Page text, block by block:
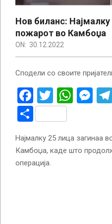
Нов биланс: Најмалку
пожарот во Камбоџа
ON: 30.12.2022
Сподели со своите
Facebook
Twitter
Share
Најмалку 25 лица загинаа
Камбоџа, каде што
операција.